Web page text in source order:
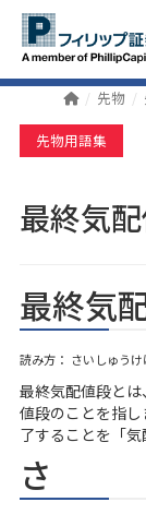
先物
先物用語集
最終気
最終気
読み方： さいしゅう
最終気配値段と
値段のことを指
了することを「気
さ